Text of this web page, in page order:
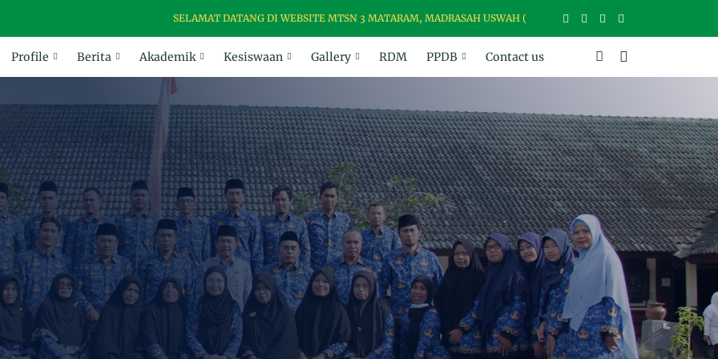
SELAMAT DATANG DI WEBSITE MTSN 3 MATARAM, MADRASAH USWAH (UNGGUL, SANTUN, BER-WAWASAN, BER-
Profile Berita Akademik Kesiswaan Gallery RDM PPDB Contact us